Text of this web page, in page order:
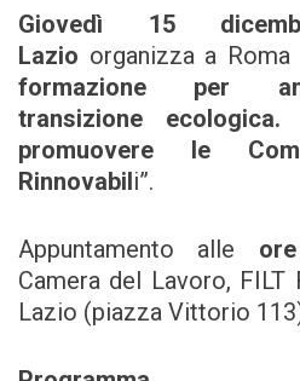
Giovedì 15
Lazio organizza a
formazione per
transizione
promuovere le
Rinnovabili”.
Appuntamento alle
Camera del Lavoro, FILT
Lazio (piazza Vittorio